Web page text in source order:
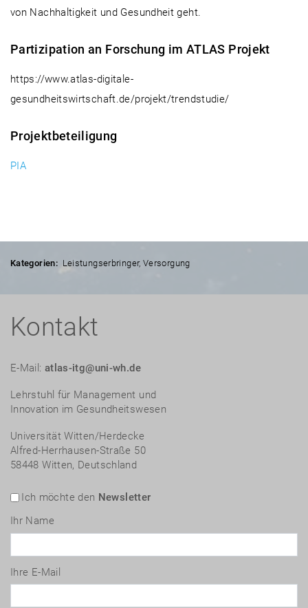
von Nachhaltigkeit und Gesundheit geht.
Partizipation an Forschung im ATLAS Projekt
https://www.atlas-digitale-
gesundheitswirtschaft.de/projekt/trendstudie/
Projektbeteiligung
PIA
Kategorien: Leistungserbringer, Versorgung
Kontakt
E-Mail: atlas-itg@uni-wh.de
Lehrstuhl für Management und
Innovation im Gesundheitswesen
Universität Witten/Herdecke
Alfred-Herrhausen-Straße 50
58448 Witten, Deutschland
Ich möchte den Newsletter
Ihr Name
Ihre E-Mail